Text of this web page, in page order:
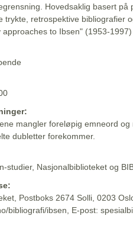
Hovedsaklig basert
trykte, retrospektive bibliografier
to Ibsen" (1953-1997)
mangler foreløpig emneord
dubletter forekommer.
studier, Nasjonalbiblioteket og
Postboks 2674 Solli, 0203
bibliografi/ibsen, E-post: